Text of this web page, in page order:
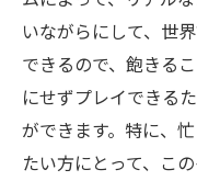
いながらにして、世
できるので、飽きる
にせずプレイできる
ができます。特に、
たい方にとって、こ